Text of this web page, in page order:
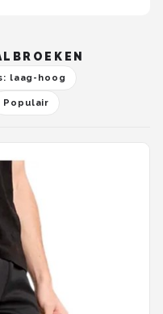
laag-hoog
Populair